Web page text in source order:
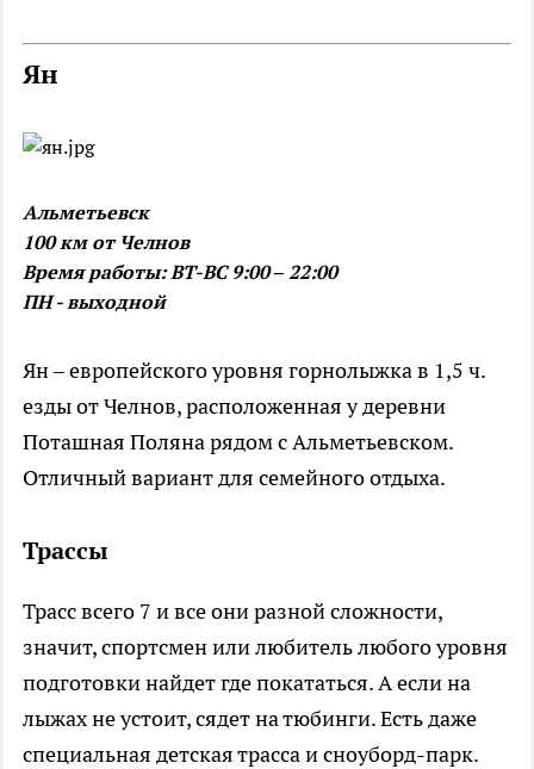
Ян
Альметьевск
100 км от Челнов
Время работы: ВТ-ВС 9:00 – 22:00
ПН - выходной
Ян – европейского уровня горнолыжка в 1,5 ч.
езды от Челнов, расположенная у деревни
Поташная Поляна рядом с Альметьевском.
Отличный вариант для семейного отдыха.
Трассы
Трасс всего 7 и все они разной сложности,
значит, спортсмен или любитель любого уровня
подготовки найдет где покататься. А если на
лыжах не устоит, сядет на тюбинги. Есть даже
специальная детская трасса и сноуборд-парк.